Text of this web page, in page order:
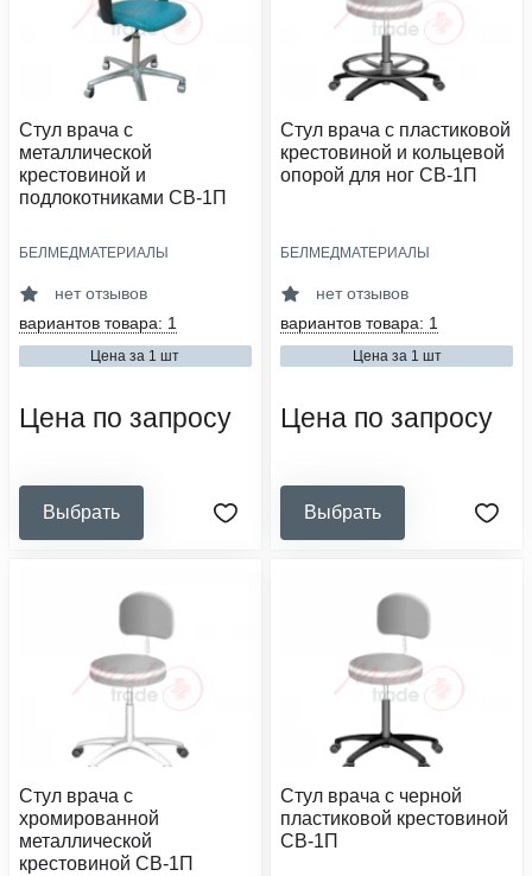
Стул врача с
металлической
крестовиной и
подлокотниками СВ-1П
размер сиденья, мм:
440x430
металл хромированный
материал обивки:
БЕЛМЕДМАТЕРИАЛЫ
нет отзывов
вариантов товара: 1
Цена за 1 шт
Цена по запросу
Выбрать
Стул врача с пластиковой
крестовиной и кольцевой
опорой для ног СВ-1П
размер сиденья, мм:
ø400
пластик
материал обивки:
БЕЛМЕДМАТЕРИАЛЫ
нет отзывов
вариантов товара: 1
Цена за 1 шт
Цена по запросу
Выбрать
Стул врача с
хромированной
металлической
крестовиной СВ-1П
Стул врача с черной
пластиковой крестовиной
СВ-1П